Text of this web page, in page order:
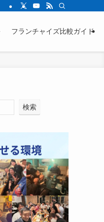
フランチャイズ比較ガイド
検索